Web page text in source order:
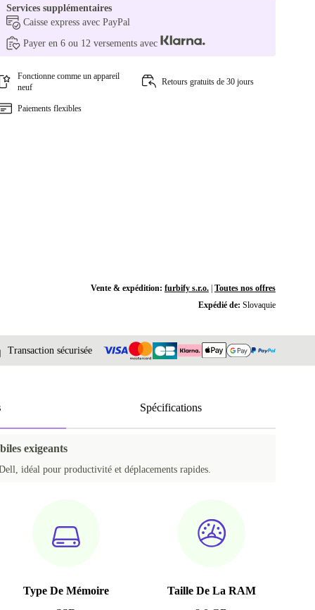
Services supplémentaires
Caisse express avec PayPal
Payer en 6 ou 12 versements avec
Fonctionne comme un appareil
neuf
Retours gratuits de 30 jours
Paiements flexibles
Vente & expédition: furbify s.r.o.| Toutes nos offres
Expédié de: Slovaquie
Transaction sécurisée
Spécifications
exigeants
idéal pour productivité et déplacements rapides.
Type De Mémoire
Taille De La RAM